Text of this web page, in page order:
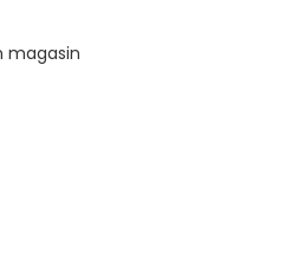
magasin